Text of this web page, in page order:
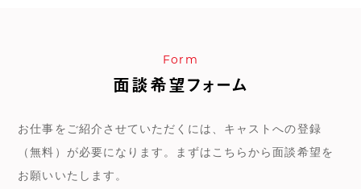
Form
面談希望フォーム
お仕事をご紹介させていただくには、キャストへの登録
（無料）が必要になります。まずはこちらから面談希望を
お願いいたします。